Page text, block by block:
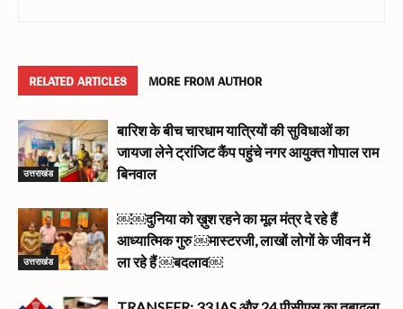
RELATED ARTICLES MORE FROM AUTHOR
उत्तराखंड
बारिश के बीच चारधाम यात्रियों की सुविधाओं का
जायजा लेने ट्रांजिट कैंप पहुंचे नगर आयुक्त गोपाल राम
बिनवाल
उत्तराखंड
￼￼दुनिया को ख़ुश रहने का मूल मंत्र दे रहे हैं
आध्यात्मिक गुरु ￼मास्टरजी, लाखों लोगों के जीवन में
ला रहे हैं ￼बदलाव￼